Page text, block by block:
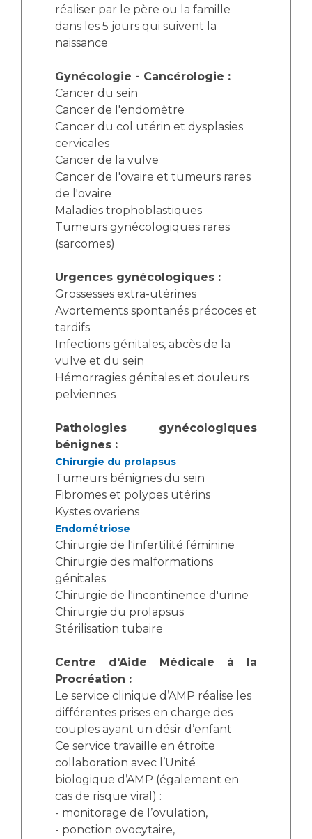
réaliser par le père ou la famille
dans les 5 jours qui suivent la
naissance
Gynécologie - Cancérologie :
Cancer du sein
Cancer de l'endomètre
Cancer du col utérin et dysplasies
cervicales
Cancer de la vulve
Cancer de l'ovaire et tumeurs rares
de l'ovaire
Maladies trophoblastiques
Tumeurs gynécologiques rares
(sarcomes)
Urgences gynécologiques :
Grossesses extra-utérines
Avortements spontanés précoces et
tardifs
Infections génitales, abcès de la
vulve et du sein
Hémorragies génitales et douleurs
pelviennes
Pathologies gynécologiques
bénignes :
Chirurgie du prolapsus
Tumeurs bénignes du sein
Fibromes et polypes utérins
Kystes ovariens
Endométriose
Chirurgie de l'infertilité féminine
Chirurgie des malformations
génitales
Chirurgie de l'incontinence d'urine
Chirurgie du prolapsus
Stérilisation tubaire
Centre d'Aide Médicale à la
Procréation :
Le service clinique d’AMP réalise les
différentes prises en charge des
couples ayant un désir d’enfant
Ce service travaille en étroite
collaboration avec l’Unité
biologique d’AMP (également en
cas de risque viral) :
- monitorage de l’ovulation,
- ponction ovocytaire,